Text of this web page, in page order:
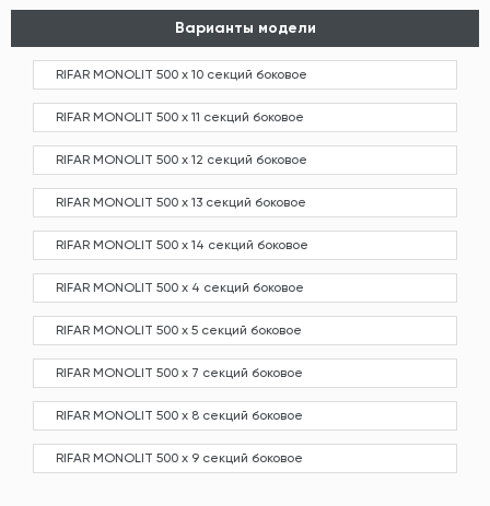
Варианты модели
RIFAR MONOLIT 500 х 10 секций боковое
RIFAR MONOLIT 500 х 11 секций боковое
RIFAR MONOLIT 500 х 12 секций боковое
RIFAR MONOLIT 500 х 13 секций боковое
RIFAR MONOLIT 500 х 14 секций боковое
RIFAR MONOLIT 500 х 4 секций боковое
RIFAR MONOLIT 500 х 5 секций боковое
RIFAR MONOLIT 500 х 7 секций боковое
RIFAR MONOLIT 500 х 8 секций боковое
RIFAR MONOLIT 500 х 9 секций боковое